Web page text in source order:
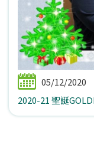
05/12/2020
2020-21 聖誕